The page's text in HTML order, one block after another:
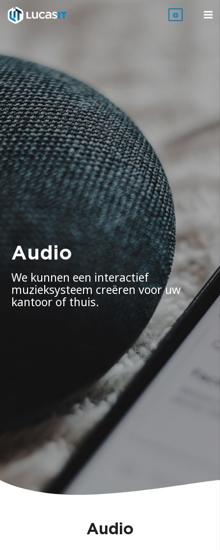
Audio
We kunnen een interactief
muzieksysteem creëren voor uw
kantoor of thuis.
Audio